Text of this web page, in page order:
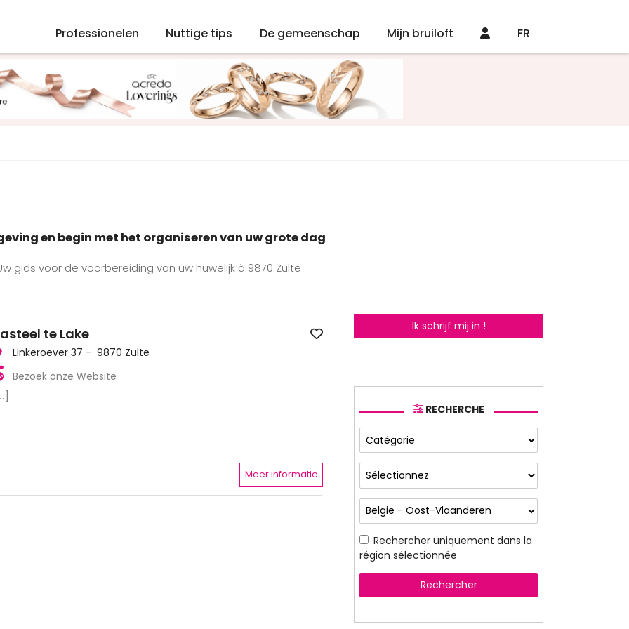
Professionelen Nuttige tips De gemeenschap Mijn bruiloft FR
en begin met het organiseren van uw grote dag
gids voor de voorbereiding van uw huwelijk à 9870 Zulte
te Lake
Linkeroever 37 - 9870 Zulte
Bezoek onze Website
Meer informatie
Ik schrijf mij in !
RECHERCHE
Rechercher uniquement dans la
région sélectionnée
Rechercher